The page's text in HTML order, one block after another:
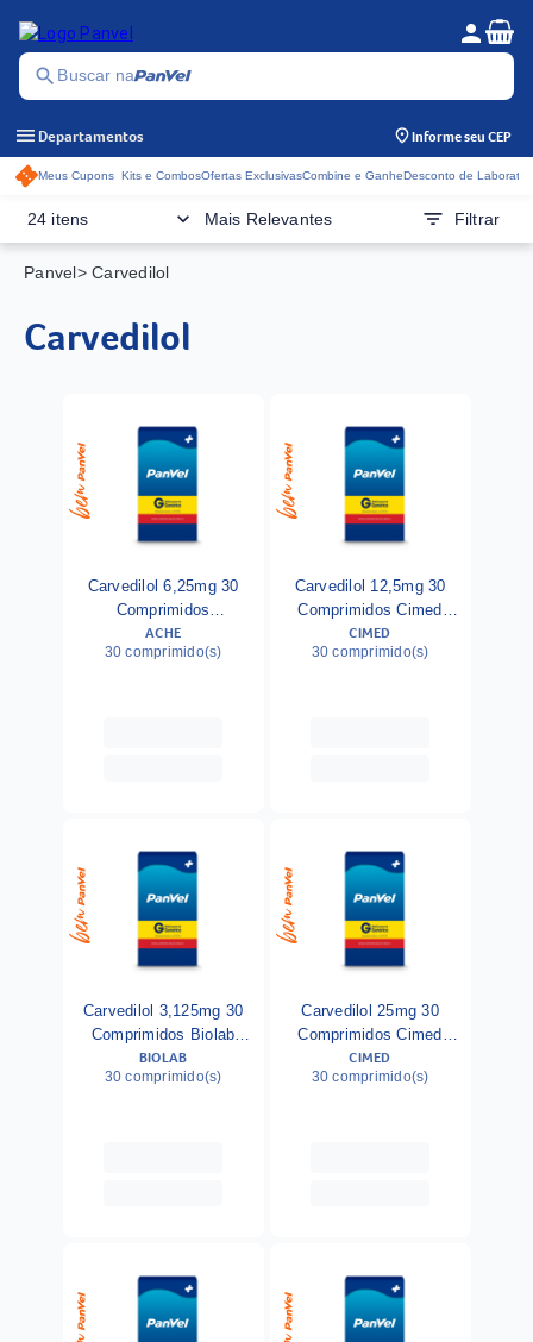
search Buscar na
Menu do
person
menu Departamentos Informe seu CEP
Acessos rápidos do cabeçalho
Meus Cupons Kits e CombosOfertas ExclusivasCombine e GanheDesconto de
24 itens keyboard_arrow_down Mais Relevantes filter_list Filtrar
Panvel> Carvedilol
carvedilol
Carvedilol 6,25mg 30
Comprimidos
Biosintética Genérico C
ACHE
30 comprimido(s)
Carvedilol 12,5mg 30
Comprimidos Cimed
Generico
CIMED
30 comprimido(s)
Carvedilol 3,125mg 30
Comprimidos Biolab
Generico
BIOLAB
30 comprimido(s)
Carvedilol 25mg 30
Comprimidos Cimed
Genérico
CIMED
30 comprimido(s)